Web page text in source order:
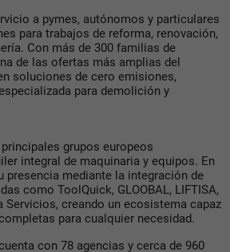
a pymes, autónomos y particulares
para trabajos de reforma, renovación,
Con más de 300 familias de
de las ofertas más amplias del
soluciones de cero emisiones,
para demolición y
grupos europeos
integral de maquinaria y equipos. En
presencia mediante la integración de
como ToolQuick, GLOOBAL, LIFTISA,
Servicios, creando un ecosistema capaz
para cualquier necesidad.
con 78 agencias y cerca de 960